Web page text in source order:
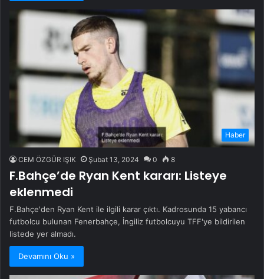
Haber
CEM ÖZGÜR IŞIK Şubat 13, 2024 0 8
F.Bahçe’de Ryan Kent kararı: Listeye
eklenmedi
F.Bahçe'den Ryan Kent ile ilgili karar çıktı. Kadrosunda 15 yabancı
futbolcu bulunan Fenerbahçe, İngiliz futbolcuyu TFF'ye bildirilen
listede yer almadı.
Devamını Oku »